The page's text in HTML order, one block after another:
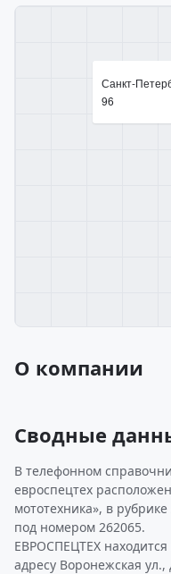
Санкт-
96
О компании
Сводные
В телефонном
евроспецтех
мототехника», в
под номером 262065.
ЕВРОСПЕЦТЕХ находится
адресу Воронежская ул.,